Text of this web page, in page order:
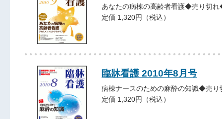
あなたの病棟の高齢者看護◆売り切
定価 1,320円（税込）
臨牀看護 2010年8月号
病棟ナースのための麻酔の知識◆売
定価 1,320円（税込）